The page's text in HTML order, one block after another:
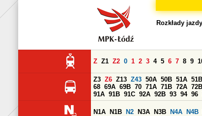
Rozkłady jazdy
Z Z1 Z2 0 1 2 3 4 5 6 7 8 9
Z3 Z6 Z13 Z43 50A 50B 51A 51B
68 69A 69B 70 71A 71B 72A 72B
91A 91B 91C 92A 92B 93 94 96
N1A N1B N2 N3A N3B N4A N4B